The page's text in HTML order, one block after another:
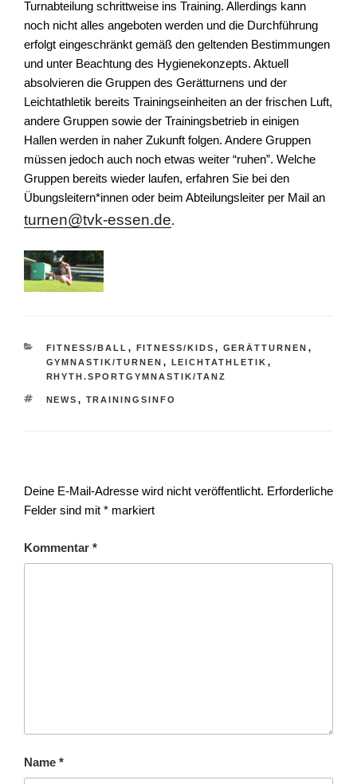
Turnabteilung schrittweise ins Training. Allerdings kann
noch nicht alles angeboten werden und die Durchführung
erfolgt eingeschränkt gemäß den geltenden Bestimmungen
und unter Beachtung des Hygienekonzepts. Aktuell
absolvieren die Gruppen des Gerätturnens und der
Leichtathletik bereits Trainingseinheiten an der frischen Luft,
andere Gruppen sowie der Trainingsbetrieb in einigen
Hallen werden in naher Zukunft folgen. Andere Gruppen
müssen jedoch auch noch etwas weiter “ruhen”. Welche
Gruppen bereits wieder laufen, erfahren Sie bei den
Übungsleitern*innen oder beim Abteilungsleiter per Mail an
turnen@tvk-essen.de.
KATEGORIEN
FITNESS/BALL , FITNESS/KIDS , GERÄTTURNEN ,
GYMNASTIK/TURNEN , LEICHTATHLETIK ,
RHYTH.SPORTGYMNASTIK/TANZ
SCHLAGWÖRTER
NEWS , TRAININGSINFO
Deine E-Mail-Adresse wird nicht veröffentlicht. Erforderliche
Felder sind mit * markiert
Kommentar *
Name *